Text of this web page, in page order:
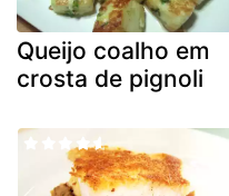
Queijo coalho em
crosta de pignoli